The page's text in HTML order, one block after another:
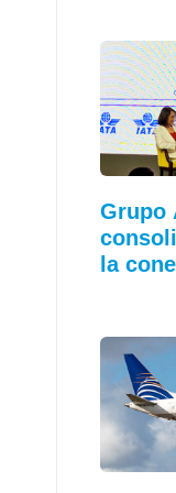
Grupo
la